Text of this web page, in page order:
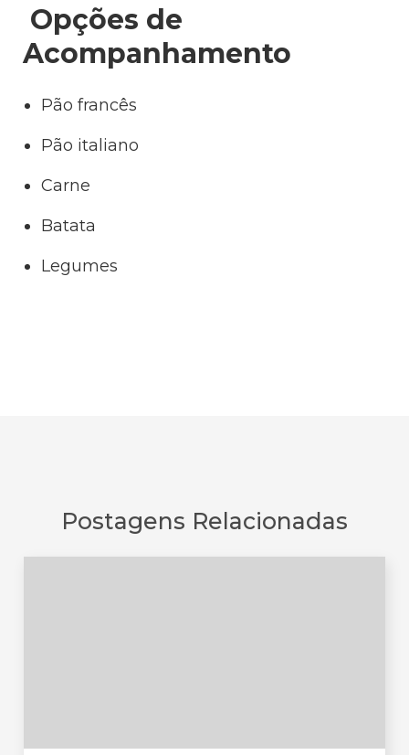
Opções de
Acompanhamento
Pão francês
Pão italiano
Carne
Batata
Legumes
Postagens Relacionadas